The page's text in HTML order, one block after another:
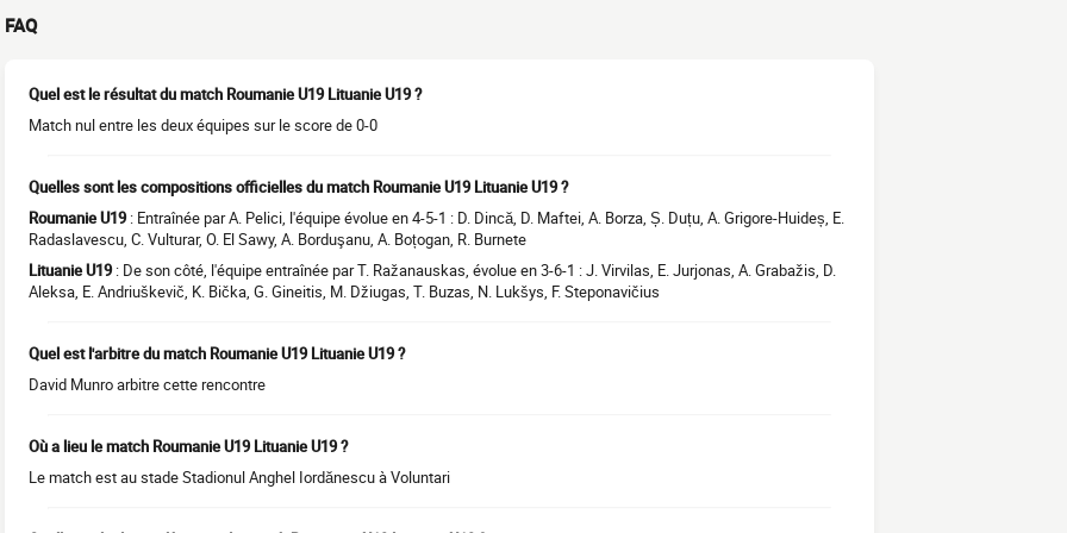
FAQ
Quel est le résultat du match Roumanie U19 Lituanie U19 ?
Match nul entre les deux équipes sur le score de 0-0
Quelles sont les compositions officielles du match Roumanie U19 Lituanie U19 ?
Roumanie U19: Entraînée par A. Pelici, l'équipe évolue en 4-5-1 : D. Dincă, D. Maftei, A. Borza, Ș. Duțu, A. Grigore-Huideș, E.
Radaslavescu, C. Vulturar, O. El Sawy, A. Borduşanu, A. Boțogan, R. Burnete
Lituanie U19: De son côté, l'équipe entraînée par T. Ražanauskas, évolue en 3-6-1 : J. Virvilas, E. Jurjonas, A. Grabažis, D.
Aleksa, E. Andriuškevič, K. Bička, G. Gineitis, M. Džiugas, T. Buzas, N. Lukšys, F. Steponavičius
Quel est l'arbitre du match Roumanie U19 Lituanie U19 ?
David Munro arbitre cette rencontre
Où a lieu le match Roumanie U19 Lituanie U19 ?
Le match est au stade Stadionul Anghel Iordănescu à Voluntari